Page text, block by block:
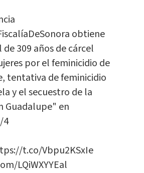
obtiene
309 años de cárcel
por el feminicidio de
tentativa de feminicidio
y el secuestro de la
Guadalupe" en
4
t.co/Vbpu2KSxIe
LQiWXYYEal